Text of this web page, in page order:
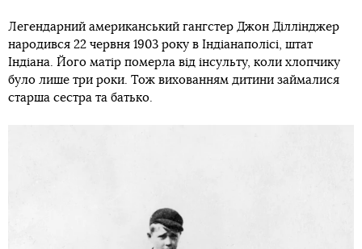
Легендарний американський гангстер Джон Діллінджер
народився 22 червня 1903 року в Індіанаполісі, штат
Індіана. Його матір померла від інсульту, коли хлопчику
було лише три роки. Тож вихованням дитини займалися
старша сестра та батько.